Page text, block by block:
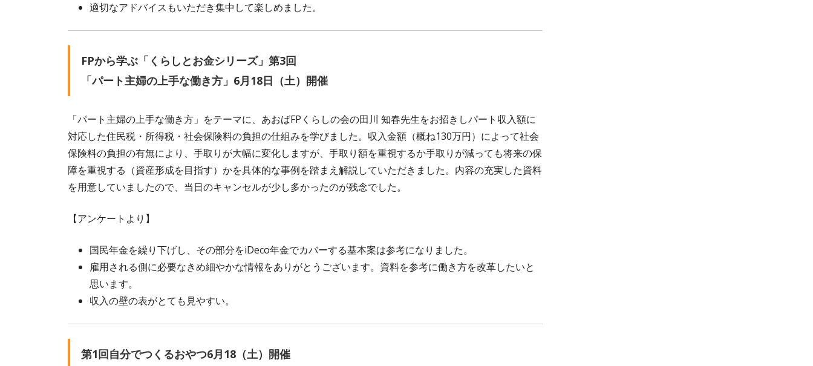
適切なアドバイスもいただき集中して楽しめました。
FPから学ぶ「くらしとお金シリーズ」第3回
「パート主婦の上手な働き方」6月18日（土）開催
「パート主婦の上手な働き方」をテーマに、あおばFPくらしの会の田川 知春先生をお招きしパート収入額に
対応した住民税・所得税・社会保険料の負担の仕組みを学びました。収入金額（概ね130万円）によって社会
保険料の負担の有無により、手取りが大幅に変化しますが、手取り額を重視するか手取りが減っても将来の保
障を重視する（資産形成を目指す）かを具体的な事例を踏まえ解説していただきました。内容の充実した資料
を用意していましたので、当日のキャンセルが少し多かったのが残念でした。
【アンケートより】
国民年金を繰り下げし、その部分をiDeco年金でカバーする基本案は参考になりました。
雇用される側に必要なきめ細やかな情報をありがとうございます。資料を参考に働き方を改革したいと
思います。
収入の壁の表がとても見やすい。
第1回自分でつくるおやつ6月18（土）開催